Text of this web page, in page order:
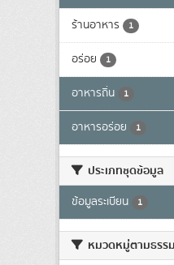
ร้านอาหาร 1
อร่อย 1
อาหารถิ่น 1
อาหารอร่อย 1
ประเภทชุดข้อมูล
ข้อมูลระเบียน 1
หมวดหมู่ตามธรร